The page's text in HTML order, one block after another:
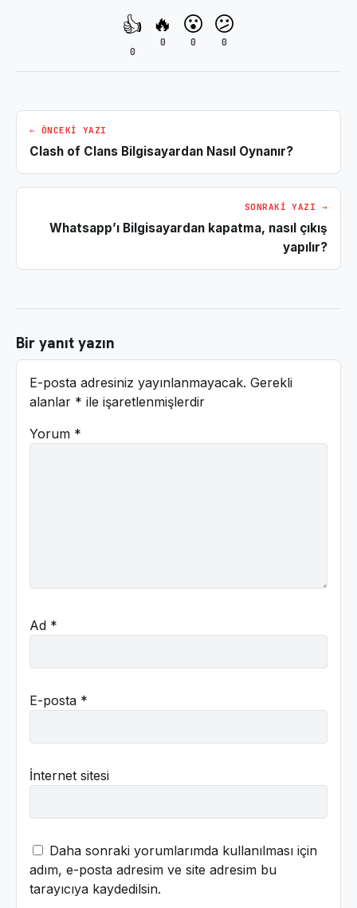
👍
0
🔥
0
😮
0
😕
0
← ÖNCEKI YAZI
Clash of Clans Bilgisayardan Nasıl Oynanır?
SONRAKI YAZI →
Whatsapp’ı Bilgisayardan kapatma, nasıl çıkış
yapılır?
Bir yanıt yazın
E-posta adresiniz yayınlanmayacak. Gerekli
alanlar * ile işaretlenmişlerdir
Yorum *
Ad *
E-posta *
İnternet sitesi
Daha sonraki yorumlarımda kullanılması için
adım, e-posta adresim ve site adresim bu
tarayıcıya kaydedilsin.